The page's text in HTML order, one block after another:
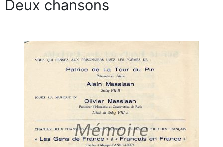
Deux chansons